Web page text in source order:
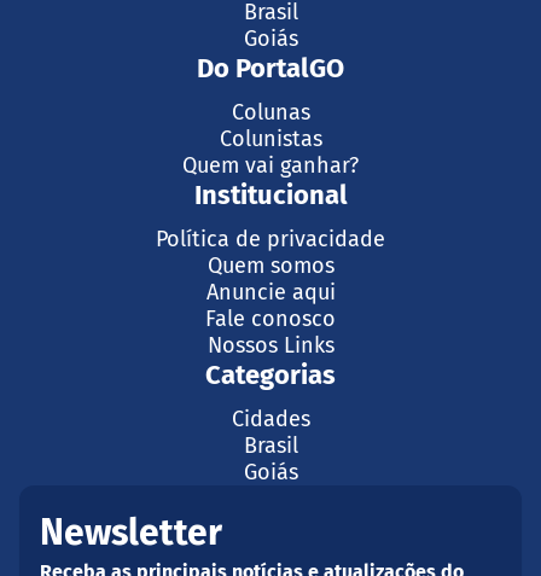
Brasil
Goiás
Do PortalGO
Colunas
Colunistas
Quem vai ganhar?
Institucional
Política de privacidade
Quem somos
Anuncie aqui
Fale conosco
Nossos Links
Categorias
Cidades
Brasil
Goiás
Newsletter